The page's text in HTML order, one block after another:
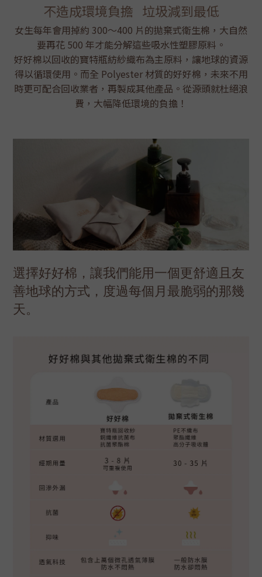
不造成環境負擔 垃圾減到最低
女生每年會用掉約 300～400 片的拋棄式衛生棉，大自然
要再花 500 年才能分解這些吸水性塑膠原料。
好好棉以回收的寶特瓶紡紗織布為主原料，讓地球的資源
得以循環使用。而全 Polyester 材質的好好棉，未來不用
時更可配合回收業者，再製成其他產品。從源頭就杜絕浪
費，大幅降低環境的負擔！
選擇好好棉，讓我們能用一個更舒適且友
善地球的方式，度過每個月最脆弱的那幾
天。